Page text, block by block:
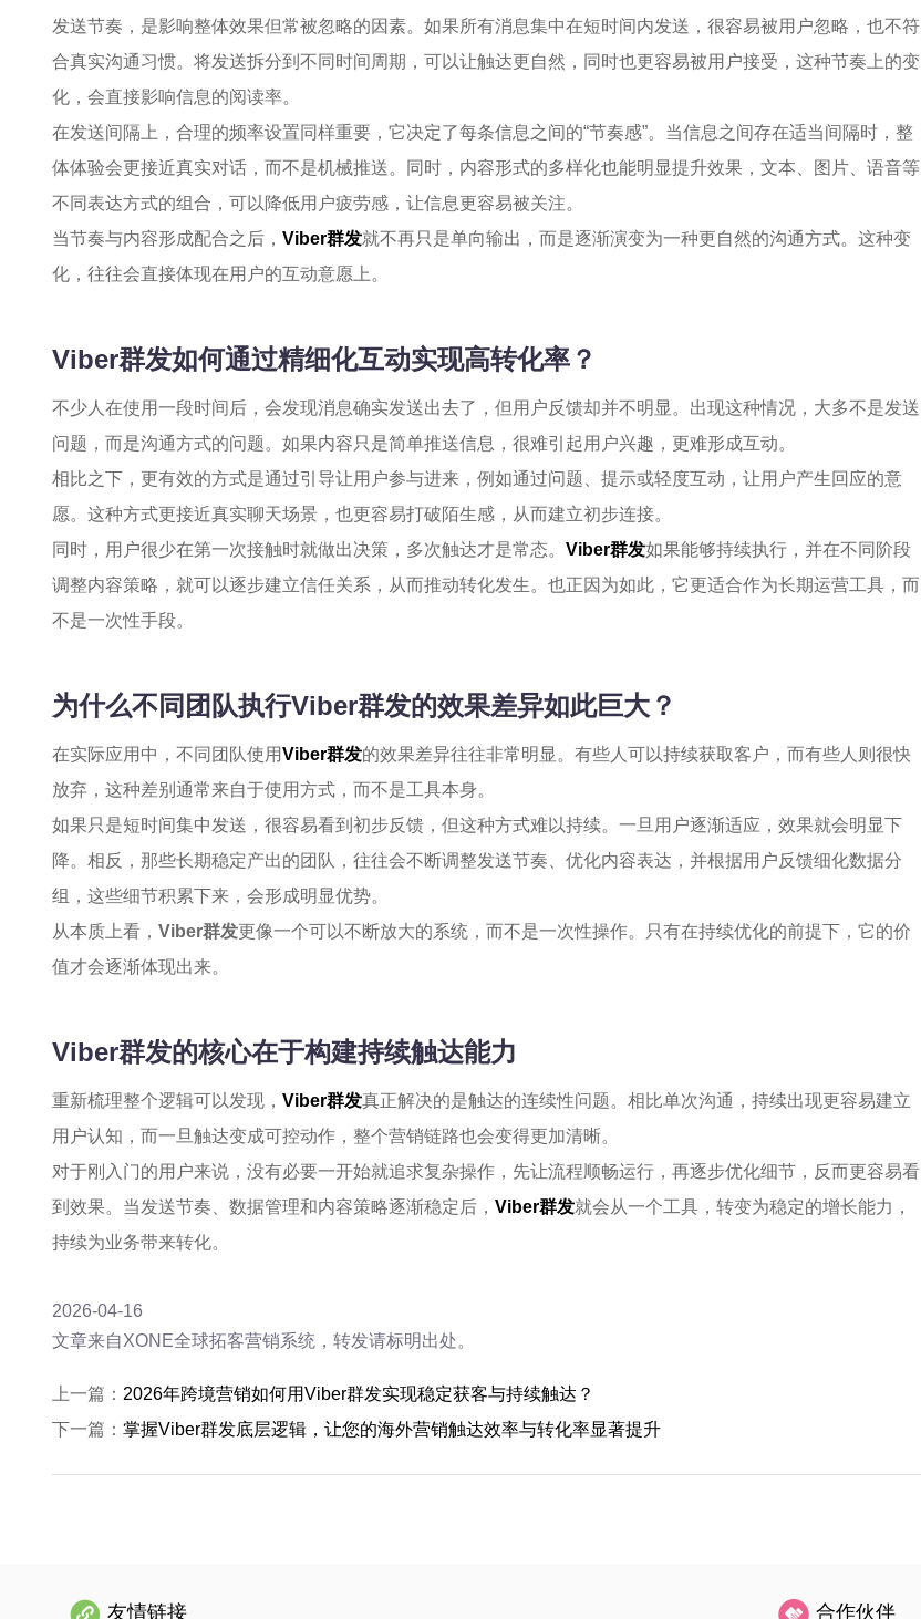
发送节奏，是影响整体效果但常被忽略的因素。如果所有消息集中在短时间内发送，很容易被用户忽略，也不符
合真实沟通习惯。将发送拆分到不同时间周期，可以让触达更自然，同时也更容易被用户接受，这种节奏上的变
化，会直接影响信息的阅读率。
在发送间隔上，合理的频率设置同样重要，它决定了每条信息之间的“节奏感”。当信息之间存在适当间隔时，整
体体验会更接近真实对话，而不是机械推送。同时，内容形式的多样化也能明显提升效果，文本、图片、语音等
不同表达方式的组合，可以降低用户疲劳感，让信息更容易被关注。
当节奏与内容形成配合之后， Viber群发就不再只是单向输出，而是逐渐演变为一种更自然的沟通方式。这种变
化，往往会直接体现在用户的互动意愿上。
Viber群发如何通过精细化互动实现高转化率？
不少人在使用一段时间后，会发现消息确实发送出去了，但用户反馈却并不明显。出现这种情况，大多不是发送
问题，而是沟通方式的问题。如果内容只是简单推送信息，很难引起用户兴趣，更难形成互动。
相比之下，更有效的方式是通过引导让用户参与进来，例如通过问题、提示或轻度互动，让用户产生回应的意
愿。这种方式更接近真实聊天场景，也更容易打破陌生感，从而建立初步连接。
同时，用户很少在第一次接触时就做出决策，多次触达才是常态。 Viber群发如果能够持续执行，并在不同阶段
调整内容策略，就可以逐步建立信任关系，从而推动转化发生。也正因为如此，它更适合作为长期运营工具，而
不是一次性手段。
为什么不同团队执行Viber群发的效果差异如此巨大？
在实际应用中，不同团队使用Viber群发的效果差异往往非常明显。有些人可以持续获取客户，而有些人则很快
放弃，这种差别通常来自于使用方式，而不是工具本身。
如果只是短时间集中发送，很容易看到初步反馈，但这种方式难以持续。一旦用户逐渐适应，效果就会明显下
降。相反，那些长期稳定产出的团队，往往会不断调整发送节奏、优化内容表达，并根据用户反馈细化数据分
组，这些细节积累下来，会形成明显优势。
从本质上看， Viber群发更像一个可以不断放大的系统，而不是一次性操作。只有在持续优化的前提下，它的价
值才会逐渐体现出来。
Viber群发的核心在于构建持续触达能力
重新梳理整个逻辑可以发现， Viber群发真正解决的是触达的连续性问题。相比单次沟通，持续出现更容易建立
用户认知，而一旦触达变成可控动作，整个营销链路也会变得更加清晰。
对于刚入门的用户来说，没有必要一开始就追求复杂操作，先让流程顺畅运行，再逐步优化细节，反而更容易看
到效果。当发送节奏、数据管理和内容策略逐渐稳定后， Viber群发就会从一个工具，转变为稳定的增长能力，
持续为业务带来转化。
2026-04-16
文章来自XONE全球拓客营销系统，转发请标明出处。
上一篇： 2026年跨境营销如何用Viber群发实现稳定获客与持续触达？
下一篇： 掌握Viber群发底层逻辑，让您的海外营销触达效率与转化率显著提升
友情链接 合作伙伴